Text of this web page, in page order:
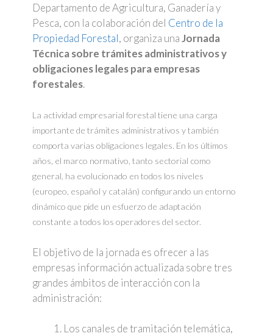
Departamento de Agricultura, Ganadería y
Pesca, con la colaboración del Centro de la
Propiedad Forestal, organiza unaJornada
Técnica sobre trámites administrativos y
obligaciones legales para empresas
forestales.
La actividad empresarial forestal tiene una carga
importante de trámites administrativos y también
comporta varias obligaciones legales. En los últimos
años, el marco normativo, tanto sectorial como
general, ha evolucionado en todos los niveles
(europeo, español y catalán) configurando un entorno
dinámico que pide un esfuerzo de adaptación
constante a todos los operadores del sector.
El objetivo de la jornada es ofrecer a las
empresas información actualizada sobre tres
grandes ámbitos de interacción con la
administración:
Los canales de tramitación telemática,